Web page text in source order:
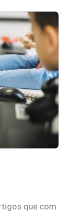
que com